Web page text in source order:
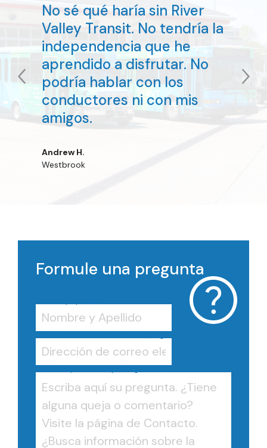
No sé qué haría sin River
Valley Transit. No tendría la
independencia que he
aprendido a disfrutar. No
podría hablar con los
conductores ni con mis
amigos.
Andrew H.
Westbrook
Formule una pregunta